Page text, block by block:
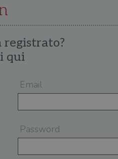
registrato?
qui
Email
Password